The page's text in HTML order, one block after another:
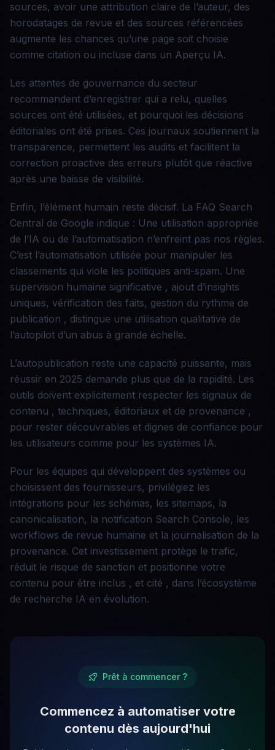
sources, avoir une attribution claire de l’auteur, des
horodatages de revue et des sources référencées
augmente les chances qu’une page soit choisie
comme citation ou incluse dans un Aperçu IA.
Les attentes de gouvernance du secteur
recommandent d’enregistrer qui a relu, quelles
sources ont été utilisées, et pourquoi les décisions
éditoriales ont été prises. Ces journaux soutiennent la
transparence, permettent les audits et facilitent la
correction proactive des erreurs plutôt que réactive
après une baisse de visibilité.
Enfin, l’élément humain reste décisif. La FAQ Search
Central de Google indique : Une utilisation appropriée
de l’IA ou de l’automatisation n’enfreint pas nos règles.
C’est l’automatisation utilisée pour manipuler les
classements qui viole les politiques anti-spam. Une
supervision humaine significative , ajout d’insights
uniques, vérification des faits, gestion du rythme de
publication , distingue une utilisation qualitative de
l’autopilot d’un abus à grande échelle.
L’autopublication reste une capacité puissante, mais
réussir en 2025 demande plus que de la rapidité. Les
outils doivent explicitement respecter les signaux de
contenu , techniques, éditoriaux et de provenance ,
pour rester découvrables et dignes de confiance pour
les utilisateurs comme pour les systèmes IA.
Pour les équipes qui développent des systèmes ou
choisissent des fournisseurs, privilégiez les
intégrations pour les schémas, les sitemaps, la
canonicalisation, la notification Search Console, les
workflows de revue humaine et la journalisation de la
provenance. Cet investissement protège le trafic,
réduit le risque de sanction et positionne votre
contenu pour être inclus , et cité , dans l’écosystème
de recherche IA en évolution.
Prêt à commencer ?
Commencez à automatiser votre
contenu dès aujourd'hui